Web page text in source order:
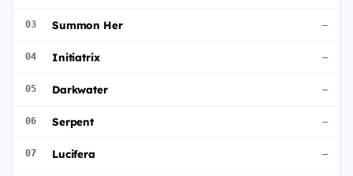
03 Summon Her —
04 Initiatrix —
05 Darkwater —
06 Serpent —
07 Lucifera —